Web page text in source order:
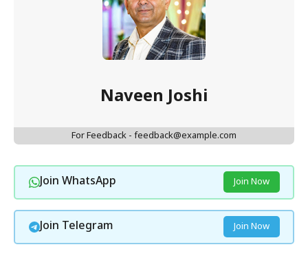
Naveen Joshi
For Feedback - feedback@example.com
Join WhatsApp Join Now
Join Telegram Join Now